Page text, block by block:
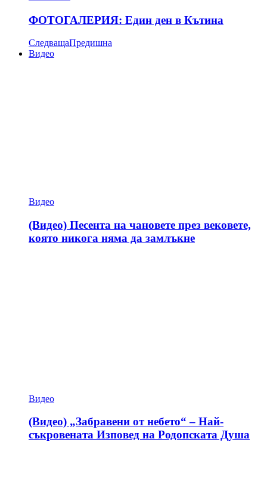
ФОТОГАЛЕРИЯ: Един ден в Кътина
СледващаПредишна
Видео
Видео
(Видео) Песента на чановете през вековете,
която никога няма да замлъкне
Видео
(Видео) „Забравени от небето“ – Най-
съкровената Изповед на Родопската Душа